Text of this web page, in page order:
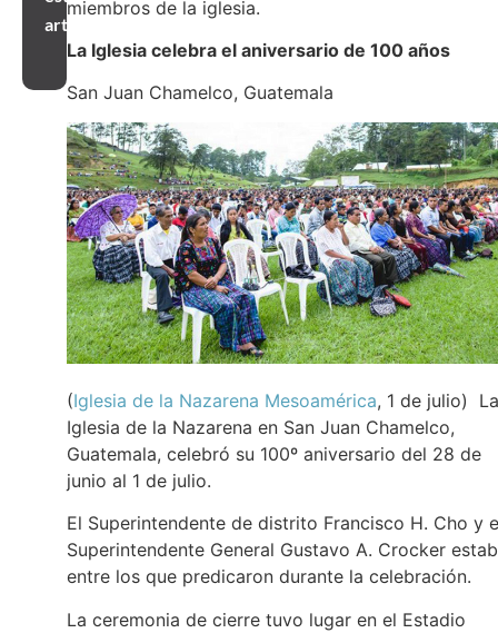
artículo
miembros de la iglesia.
La Iglesia celebra el aniversario de 100 años
San Juan Chamelco, Guatemala
(Iglesia de la Nazarena Mesoamérica, 1 de julio) La
Iglesia de la Nazarena en San Juan Chamelco,
Guatemala, celebró su 100º aniversario del 28 de
junio al 1 de julio.
El Superintendente de distrito Francisco H. Cho y
Superintendente General Gustavo A. Crocker
entre los que predicaron durante la celebración.
La ceremonia de cierre tuvo lugar en el Estadio